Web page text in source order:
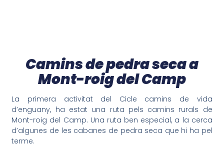
Camins de pedra seca a
Mont-roig del Camp
La primera activitat del Cicle camins de vida
d’enguany, ha estat una ruta pels camins rurals de
Mont-roig del Camp. Una ruta ben especial, a la cerca
d’algunes de les cabanes de pedra seca que hi ha pel
terme.